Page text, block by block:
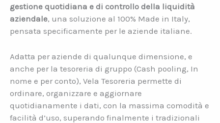
gestione quotidiana e di controllo della liquidità
aziendale, una soluzione al 100% Made in Italy,
pensata specificamente per le aziende italiane.
Adatta per aziende di qualunque dimensione, e
anche per la tesoreria di gruppo (Cash pooling, In
nome e per conto), Vela Tesoreria permette di
ordinare, organizzare e aggiornare
quotidianamente i dati, con la massima comodità e
facilità d’uso, superando finalmente i tradizionali